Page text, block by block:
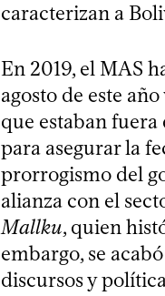
caracterizan a
En 2019, el MAS
agosto de este
que estaban
para asegurar la
prorrogismo del
alianza con el
Mallku, quien
embargo, se
discursos y